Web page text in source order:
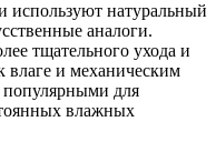
используют натуральный
аналоги.
тщательного ухода и
влаге и механическим
популярными для
влажных